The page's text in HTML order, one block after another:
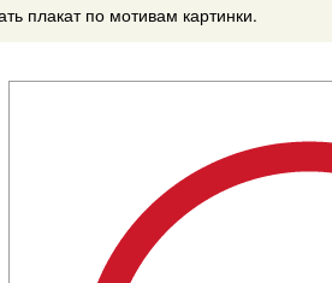
плакат по мотивам картинки.